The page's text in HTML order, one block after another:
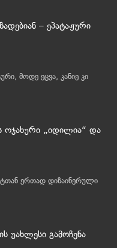
– ეპატაჟური
მოდე ეცვა, კანიე კი
ოჯახური „იდილია“ და
ერთად დიზაინერული
უახლესი გამოჩენა